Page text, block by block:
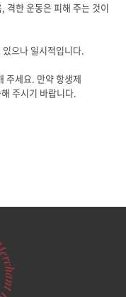
격한 운동은 피해 주는 것이
으나 일시적입니다.
주세요. 만약 항생제
주시기 바랍니다.